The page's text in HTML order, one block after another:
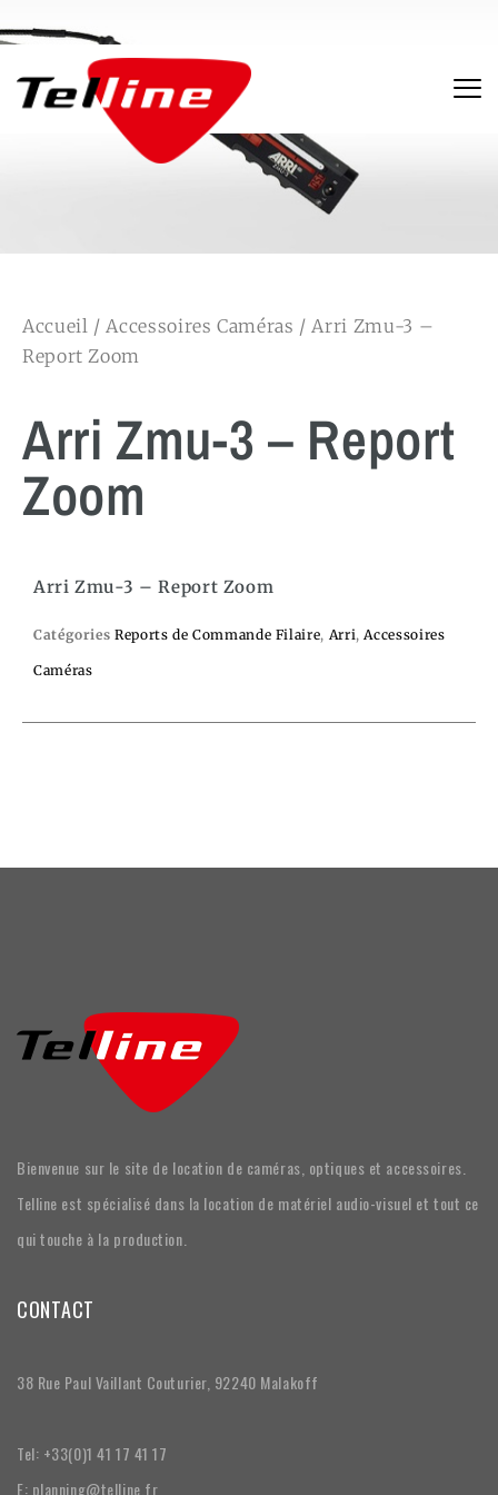
Accueil / Accessoires Caméras / Arri Zmu-3 –
Report Zoom
Arri Zmu-3 – Report
Zoom
Arri Zmu-3 – Report Zoom
Catégories Reports de Commande Filaire, Arri, Accessoires
Caméras
Bienvenue sur le site de location de caméras, optiques et accessoires.
Telline est spécialisé dans la location de matériel audio-visuel et tout ce
qui touche à la production.
CONTACT
38 Rue Paul Vaillant Couturier, 92240 Malakoff
Tel: +33(0)1 41 17 41 17
E: planning@telline.fr